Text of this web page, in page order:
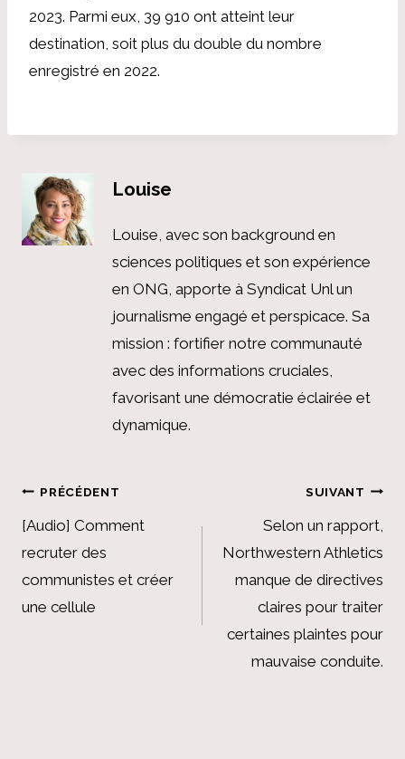
2023. Parmi eux, 39 910 ont atteint leur
destination, soit plus du double du nombre
enregistré en 2022.
Louise
Louise, avec son background en
sciences politiques et son expérience
en ONG, apporte à Syndicat Unl un
journalisme engagé et perspicace. Sa
mission : fortifier notre communauté
avec des informations cruciales,
favorisant une démocratie éclairée et
dynamique.
Navigation
de
l’article
PRÉCÉDENT
[Audio] Comment
recruter des
communistes et créer
une cellule
SUIVANT
Selon un rapport,
Northwestern Athletics
manque de directives
claires pour traiter
certaines plaintes pour
mauvaise conduite.